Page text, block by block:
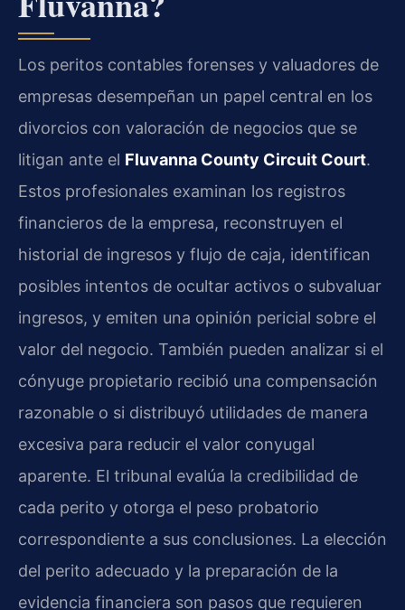
Los peritos contables forenses y valuadores de
empresas desempeñan un papel central en los
divorcios con valoración de negocios que se
litigan ante el Fluvanna County Circuit Court.
Estos profesionales examinan los registros
financieros de la empresa, reconstruyen el
historial de ingresos y flujo de caja, identifican
posibles intentos de ocultar activos o subvaluar
ingresos, y emiten una opinión pericial sobre el
valor del negocio. También pueden analizar si el
cónyuge propietario recibió una compensación
razonable o si distribuyó utilidades de manera
excesiva para reducir el valor conyugal
aparente. El tribunal evalúa la credibilidad de
cada perito y otorga el peso probatorio
correspondiente a sus conclusiones. La elección
del perito adecuado y la preparación de la
evidencia financiera son pasos que requieren